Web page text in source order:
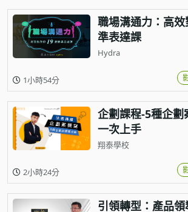
職場溝通力：高
準表達課
Hydra
1小時54分
企劃課程-5種企劃
一次上手
翔泰學校
2小時24分
引領轉型：產品